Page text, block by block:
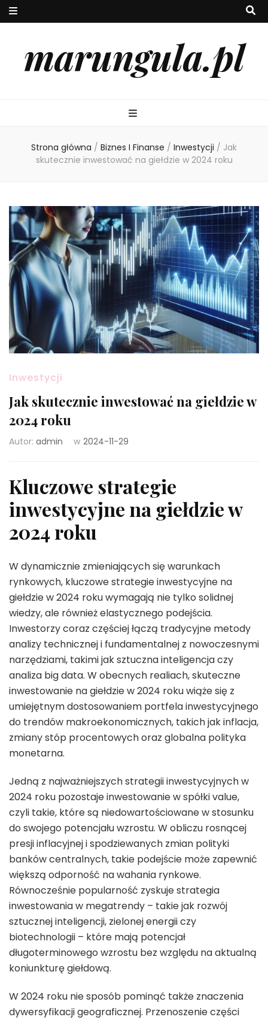
marungula.pl
Strona główna / Biznes I Finanse / Inwestycji / Jak
skutecznie inwestować na giełdzie w 2024 roku
Inwestycji
Jak skutecznie inwestować na giełdzie w
2024 roku
Autor: admin w 2024-11-29
Kluczowe strategie
inwestycyjne na giełdzie w
2024 roku
W dynamicznie zmieniających się warunkach
rynkowych, kluczowe strategie inwestycyjne na
giełdzie w 2024 roku wymagają nie tylko solidnej
wiedzy, ale również elastycznego podejścia.
Inwestorzy coraz częściej łączą tradycyjne metody
analizy technicznej i fundamentalnej z nowoczesnymi
narzędziami, takimi jak sztuczna inteligencja czy
analiza big data. W obecnych realiach, skuteczne
inwestowanie na giełdzie w 2024 roku wiąże się z
umiejętnym dostosowaniem portfela inwestycyjnego
do trendów makroekonomicznych, takich jak inflacja,
zmiany stóp procentowych oraz globalna polityka
monetarna.
Jedną z najważniejszych strategii inwestycyjnych w
2024 roku pozostaje inwestowanie w spółki value,
czyli takie, które są niedowartościowane w stosunku
do swojego potencjału wzrostu. W obliczu rosnącej
presji inflacyjnej i spodziewanych zmian polityki
banków centralnych, takie podejście może zapewnić
większą odporność na wahania rynkowe.
Równocześnie popularność zyskuje strategia
inwestowania w megatrendy – takie jak rozwój
sztucznej inteligencji, zielonej energii czy
biotechnologii – które mają potencjał
długoterminowego wzrostu bez względu na aktualną
koniunkturę giełdową.
W 2024 roku nie sposób pominąć także znaczenia
dywersyfikacji geograficznej. Przenoszenie części